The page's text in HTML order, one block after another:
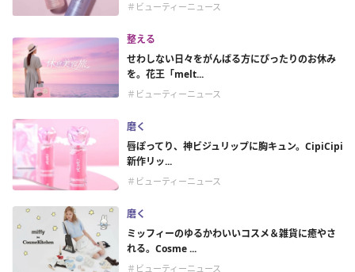
＃ビューティーニュース
整える
せわしない日々をがんばる方にぴったりのお休み
を。花王「melt...
＃ビューティーニュース
磨く
唇ぽってり、神ビジュリップに胸キュン。CipiCipi
新作リッ...
＃ビューティーニュース
磨く
ミッフィーのゆるかわいいコスメ＆雑貨に癒やさ
れる。Cosme ...
＃ビューティーニュース